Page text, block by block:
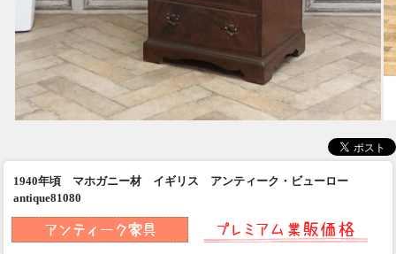
1940年頃 マホガニー材 イギリス アンティーク・ビューロー
antique81080